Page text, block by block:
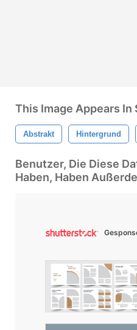
This Image Appears In
Abstrakt Hintergrund
Benutzer, Die Diese
Haben, Haben